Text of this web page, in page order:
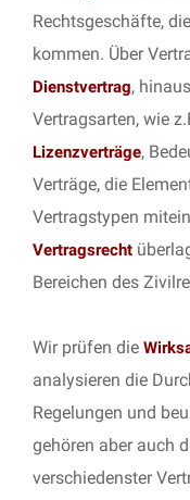
Rechtsgeschäfte,
kommen. Über
Dienstvertrag,
Vertragsarten, wie
Lizenzverträge,
Verträge, die
Vertragstypen
Vertragsrecht
Bereichen des
Wir prüfen die
analysieren die
Regelungen und
gehören aber auch
verschiedenster